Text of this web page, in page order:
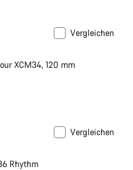
Vergleichen
XCM34, 120 mm
Vergleichen
Rhythm